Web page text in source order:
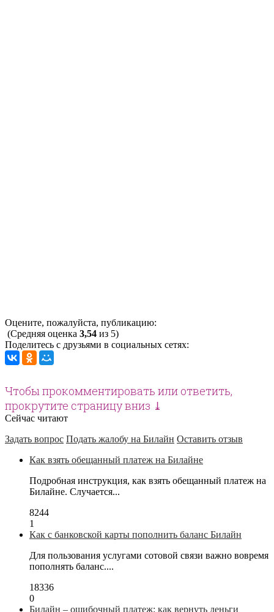
Оцените, пожалуйста, публикацию:
(Средняя оценка 3,54 из 5)
Поделитесь с друзьями в социальных сетях:
Чтобы прокомментировать или ответить,
прокрутите страницу вниз ⤓
Сейчас читают
Задать вопрос Подать жалобу на Билайн Оставить отзыв
Как взять обещанный платеж на Билайне
Подробная инструкция, как взять обещанный платеж на
Билайне. Случается...
8244
1
Как с банковской карты пополнить баланс Билайн
Для пользования услугами сотовой связи важно вовремя
пополнять баланс....
18336
0
Билайн – ошибочный платеж: как вернуть деньги